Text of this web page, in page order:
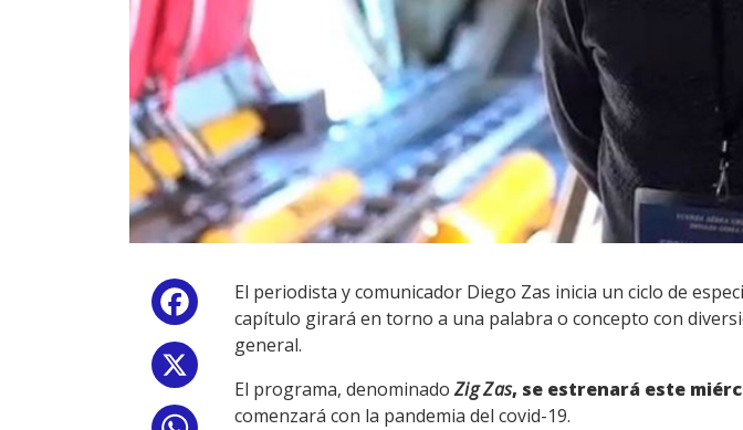
Facebook
El periodista y comunicador Diego Zas inicia un ciclo de
capítulo girará en torno a una palabra o concepto con
general.
El programa, denominadoZig Zas, se estrenará este
comenzará con la pandemia del covid-19.